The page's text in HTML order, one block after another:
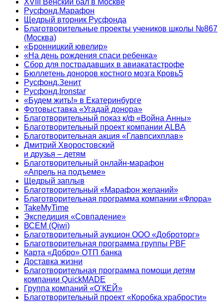
Русфонд.Марафон
Щедрый вторник Русфонда
Благотворительные проекты учеников школы №867
(Москва)
«Бронницкий ювелир»
«На день рождения спаси ребенка»
Сбор для пострадавших в авиакатастрофе
Бюллетень доноров костного мозга Кровь5
Русфонд.Зенит
Русфонд.Ironstar
«Будем жить!» в Екатеринбурге
Фотовыставка «Угадай донора»
Благотворительный показ к/ф «Война Анны»
Благотворительный проект компании ALBA
Благотворительная акция «Главпсихплав»
Дмитрий Хворостовский
и друзья – детям
Благотворительный онлайн‑марафон
«Апрель на подъеме»
Щедрый заплыв
Благотворительный «Марафон желаний»
Благотворительная программа компании «Флора»
TakeMyTime
Экспедиция «Совпадение»
ВСЕМ (Qiwi)
Благотворительный аукцион ООО «Доброторг»
Благотворительная программа группы PBF
Карта «Добро» ОТП банка
Доставка жизни
Благотворительная программа помощи детям
компании QuickMADE
Группа компаний «О’КЕЙ»
Благотворительный проект «Коробка храбрости»